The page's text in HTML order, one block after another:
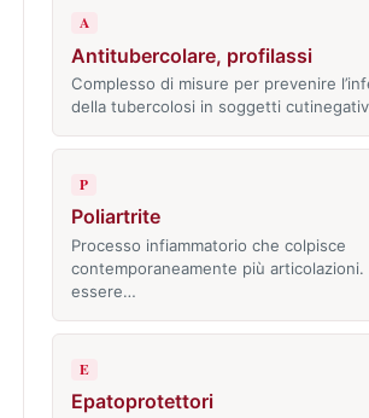
A
Antitubercolare, profilassi
Complesso di misure per prevenire
della tubercolosi in soggetti
P
Poliartrite
Processo infiammatorio che colpisce
contemporaneamente più articolazioni.
essere…
E
Epatoprotettori